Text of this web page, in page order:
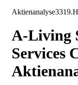
Aktienanalyse
A-Living
Services